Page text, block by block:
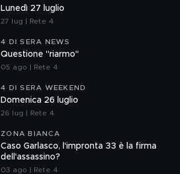
Lunedì 27 luglio
27 lug | Rete 4
4 DI SERA NEWS
Questione "riarmo"
05 ago | Rete 4
4 DI SERA WEEKEND
Domenica 26 luglio
26 lug | Rete 4
ZONA BIANCA
Caso Garlasco, l'impronta 33 è la firma
dell'assassino?
03 ago | Rete 4